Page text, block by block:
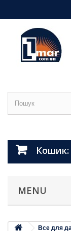
Кошик:
MENU
Все для